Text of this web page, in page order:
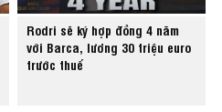
Rodri sẽ ký hợp đồng 4 năm
với Barca, lương 30 triệu euro
trước thuế